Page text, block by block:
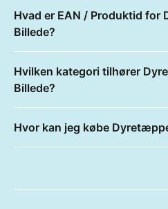
Hvad er EAN / Produktid for
Billede?
Hvilken kategori tilhører
Billede?
Hvor kan jeg købe